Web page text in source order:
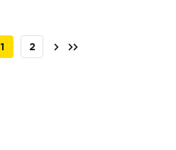
1 2